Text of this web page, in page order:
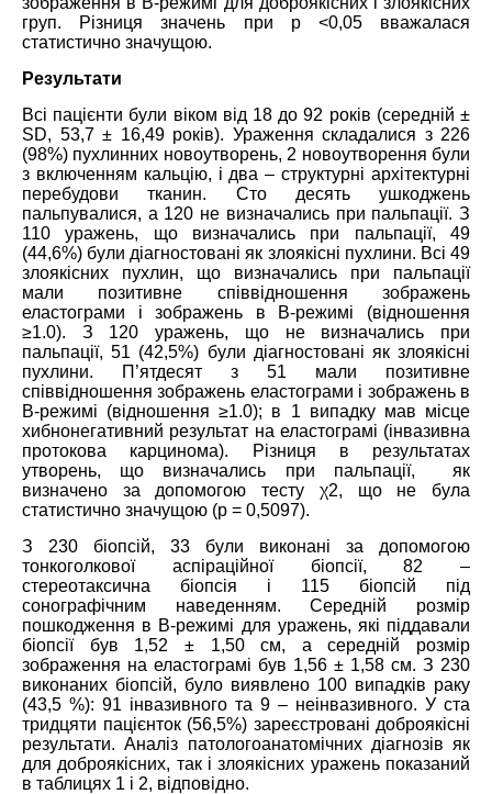
груп. Різниця значень при р <0,05 вважалася
статистично значущою.
Результати
Всі пацієнти були віком від 18 до 92 років (середній ±
SD, 53,7 ± 16,49 років). Ураження складалися з 226
(98%) пухлинних новоутворень, 2 новоутворення були
з включенням кальцію, і два – структурні архітектурні
перебудови тканин. Сто десять ушкоджень
пальпувалися, а 120 не визначались при пальпації. З
110 уражень, що визначались при пальпації, 49
(44,6%) були діагностовані як злоякісні пухлини. Всі 49
злоякісних пухлин, що визначались при пальпації
мали позитивне співвідношення зображень
еластограми і зображень в B-режимі (відношення
≥1.0). З 120 уражень, що не визначались при
пальпації, 51 (42,5%) були діагностовані як злоякісні
пухлини. П’ятдесят з 51 мали позитивне
співвідношення зображень еластограми і зображень в
B-режимі (відношення ≥1.0); в 1 випадку мав місце
хибнонегативний результат на еластограмі (інвазивна
протокова карцинома). Різниця в результатах
утворень, що визначались при пальпації, як
визначено за допомогою тесту χ2, що не була
статистично значущою (p = 0,5097).
З 230 біопсій, 33 були виконані за допомогою
тонкоголкової аспіраційної біопсії, 82 –
стереотаксична біопсія і 115 біопсій під
сонографічним наведенням. Середній розмір
пошкодження в B-режимі для уражень, які піддавали
біопсії був 1,52 ± 1,50 см, а середній розмір
зображення на еластограмі був 1,56 ± 1,58 см. З 230
виконаних біопсій, було виявлено 100 випадків раку
(43,5 %): 91 інвазивного та 9 – неінвазивного. У ста
тридцяти пацієнток (56,5%) зареєстровані доброякісні
результати. Аналіз патологоанатомічних діагнозів як
для доброякісних, так і злоякісних уражень показаний
в таблицях 1 і 2, відповідно.